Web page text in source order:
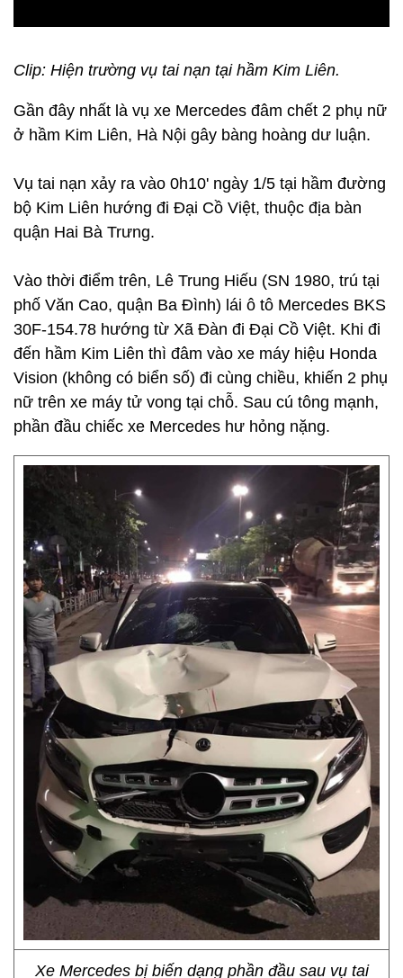
Clip: Hiện trường vụ tai nạn tại hầm Kim Liên.
Gần đây nhất là vụ xe Mercedes đâm chết 2 phụ nữ
ở hầm Kim Liên, Hà Nội gây bàng hoàng dư luận.
Vụ tai nạn xảy ra vào 0h10' ngày 1/5 tại hầm đường
bộ Kim Liên hướng đi Đại Cồ Việt, thuộc địa bàn
quận Hai Bà Trưng.
Vào thời điểm trên, Lê Trung Hiếu (SN 1980, trú tại
phố Văn Cao, quận Ba Đình) lái ô tô Mercedes BKS
30F-154.78 hướng từ Xã Đàn đi Đại Cồ Việt. Khi đi
đến hầm Kim Liên thì đâm vào xe máy hiệu Honda
Vision (không có biển số) đi cùng chiều, khiến 2 phụ
nữ trên xe máy tử vong tại chỗ. Sau cú tông mạnh,
phần đầu chiếc xe Mercedes hư hỏng nặng.
Xe Mercedes bị biến dạng phần đầu sau vụ tai